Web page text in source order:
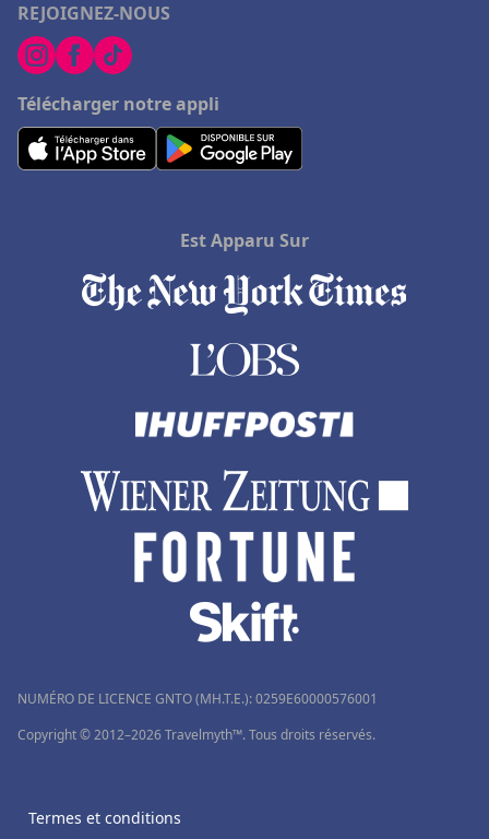
REJOIGNEZ-NOUS
Télécharger notre appli
Est Apparu Sur
NUMÉRO DE LICENCE GNTO (MH.T.E.): 0259Ε60000576001
Copyright © 2012–2026 Travelmyth™. Tous droits réservés.
Termes et conditions